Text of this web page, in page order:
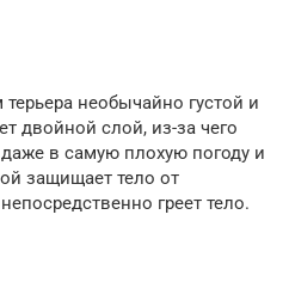
необычайно густой и
двойной слой, из-за чего
в самую плохую погоду и
защищает тело от
греет тело.